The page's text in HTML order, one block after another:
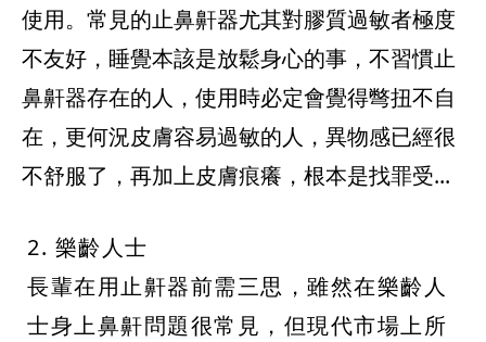
使用。常見的止鼻鼾器尤其對膠質過敏者極度
不友好，睡覺本該是放鬆身心的事，不習慣止
鼻鼾器存在的人，使用時必定會覺得彆扭不自
在，更何況皮膚容易過敏的人，異物感已經很
不舒服了，再加上皮膚痕癢，根本是找罪受...
2. 樂齡人士
長輩在用止鼾器前需三思，雖然在樂齡人
士身上鼻鼾問題很常見，但現代市場上所